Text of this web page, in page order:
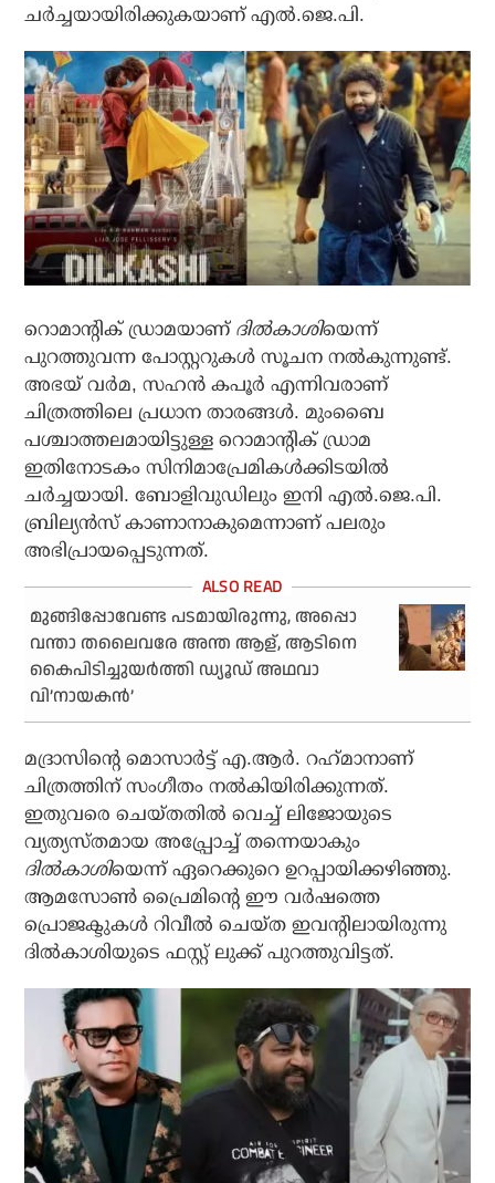
ചര്‍ച്ചയായിരിക്കുകയാണ് എല്‍.ജെ.പി.
റൊമാന്റിക് ഡ്രാമയാണ് ദില്‍കാശിയെന്ന്
പുറത്തുവന്ന പോസ്റ്ററുകള്‍ സൂചന നല്‍കുന്നുണ്ട്.
അഭയ് വര്‍മ, സഹന്‍ കപൂര്‍ എന്നിവരാണ്
ചിത്രത്തിലെ പ്രധാന താരങ്ങള്‍. മുംബൈ
പശ്ചാത്തലമായിട്ടുള്ള റൊമാന്റിക് ഡ്രാമ
ഇതിനോടകം സിനിമാപ്രേമികള്‍ക്കിടയില്‍
ചര്‍ച്ചയായി. ബോളിവുഡിലും ഇനി എല്‍.ജെ.പി.
ബ്രില്യന്‍സ് കാണാനാകുമെന്നാണ് പലരും
അഭിപ്രായപ്പെടുന്നത്.
മുങ്ങിപ്പോവേണ്ട പടമായിരുന്നു, അപ്പൊ
വന്താ തലൈവരേ അന്ത ആള്, ആടിനെ
കൈപിടിച്ചുയര്‍ത്തി ഡ്യൂഡ് അഥവാ
വി’നായകന്‍’
മദ്രാസിന്റെ മൊസാര്‍ട്ട് എ.ആര്‍. റഹ്‌മാനാണ്
ചിത്രത്തിന് സംഗീതം നല്‍കിയിരിക്കുന്നത്.
ഇതുവരെ ചെയ്തതില്‍ വെച്ച് ലിജോയുടെ
വ്യത്യസ്തമായ അപ്പ്രോച്ച് തന്നെയാകും
ദില്‍കാശിയെന്ന് ഏറെക്കുറെ ഉറപ്പായിക്കഴിഞ്ഞു.
ആമസോണ്‍ പ്രൈമിന്റെ ഈ വര്‍ഷത്തെ
പ്രൊജക്ടുകള്‍ റിവീല്‍ ചെയ്ത ഇവന്റിലായിരുന്നു
ദില്‍കാശിയുടെ ഫസ്റ്റ് ലുക്ക് പുറത്തുവിട്ടത്.